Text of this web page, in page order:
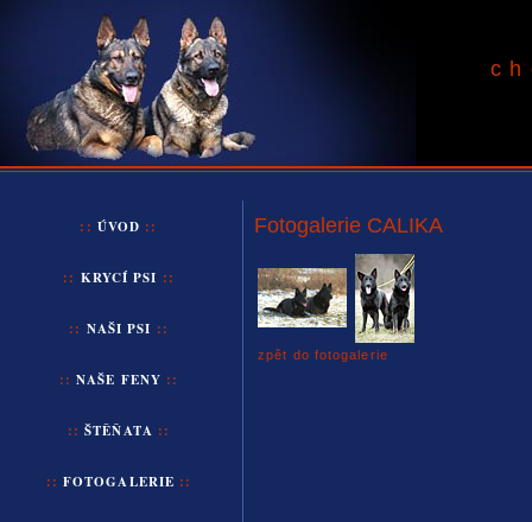
:: ÚVOD ::
:: KRYCÍ PSI ::
:: NAŠI PSI ::
:: NAŠE FENY ::
:: ŠTĚŇATA ::
:: FOTOGALERIE ::
Fotogalerie CALIKA
zpět do fotogalerie